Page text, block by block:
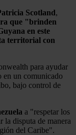
Scotland,
que "brinden
en este
territorial con
para ayudar
en un comunicado
bajo control de
a "respetar los
la disputa de manera
del Caribe".